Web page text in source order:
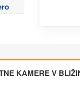
KAMERE V